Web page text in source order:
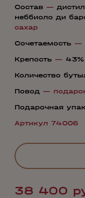
Состав —
неббиоло ди
сахар
Сочетаемость —
Крепость — 43%
Количество
Повод —
Подарочная
Артикул 74006
38 400